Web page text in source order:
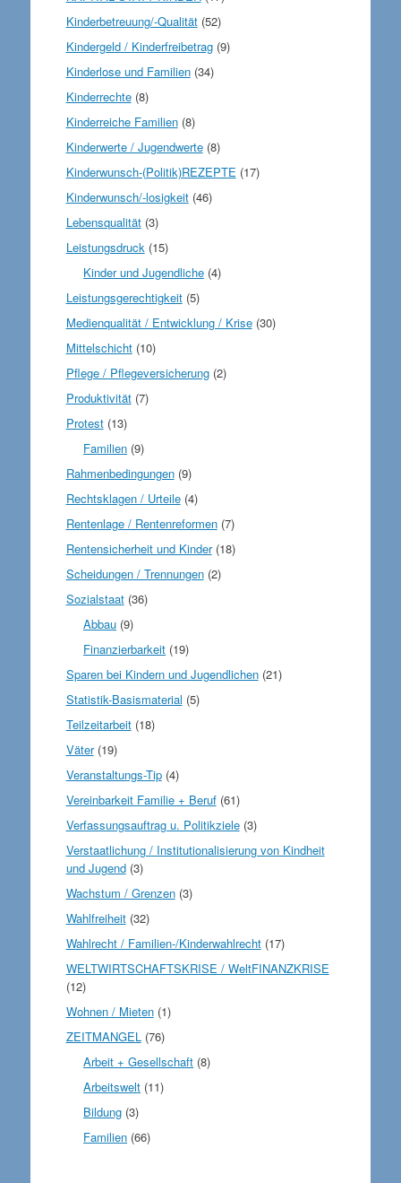
Kinderbetreuung/-Qualität(52)
Kindergeld / Kinderfreibetrag(9)
Kinderlose und Familien(34)
Kinderrechte(8)
Kinderreiche Familien(8)
Kinderwerte / Jugendwerte(8)
Kinderwunsch-(Politik)REZEPTE (17)
Kinderwunsch/-losigkeit(46)
Lebensqualität(3)
Leistungsdruck(15)
Kinder und Jugendliche (4)
Leistungsgerechtigkeit(5)
Medienqualität / Entwicklung / Krise(30)
Mittelschicht(10)
Pflege / Pflegeversicherung(2)
Produktivität(7)
Protest(13)
Familien (9)
Rahmenbedingungen(9)
Rechtsklagen / Urteile(4)
Rentenlage / Rentenreformen(7)
Rentensicherheit und Kinder(18)
Scheidungen / Trennungen(2)
Sozialstaat(36)
Abbau (9)
Finanzierbarkeit (19)
Sparen bei Kindern und Jugendlichen(21)
Statistik-Basismaterial (5)
Teilzeitarbeit(18)
Väter(19)
Veranstaltungs-Tip(4)
Vereinbarkeit Familie + Beruf(61)
Verfassungsauftrag u. Politikziele(3)
Verstaatlichung / Institutionalisierung von Kindheit
und Jugend(3)
Wachstum / Grenzen(3)
Wahlfreiheit(32)
Wahlrecht / Familien-/Kinderwahlrecht(17)
WELTWIRTSCHAFTSKRISE / WeltFINANZKRISE
(12)
Wohnen / Mieten(1)
ZEITMANGEL(76)
Arbeit + Gesellschaft (8)
Arbeitswelt (11)
Bildung (3)
Familien (66)